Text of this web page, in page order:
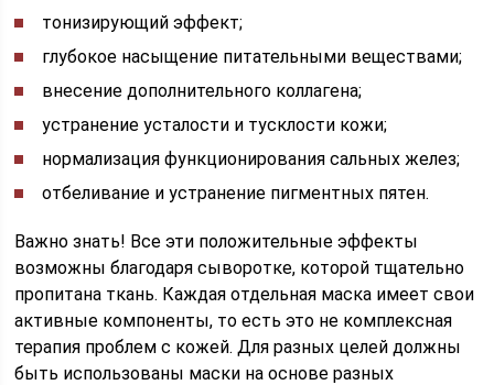
тонизирующий эффект;
глубокое насыщение питательными веществами;
внесение дополнительного коллагена;
устранение усталости и тусклости кожи;
нормализация функционирования сальных желез;
отбеливание и устранение пигментных пятен.
Важно знать! Все эти положительные эффекты
возможны благодаря сыворотке, которой тщательно
пропитана ткань. Каждая отдельная маска имеет свои
активные компоненты, то есть это не комплексная
терапия проблем с кожей. Для разных целей должны
быть использованы маски на основе разных